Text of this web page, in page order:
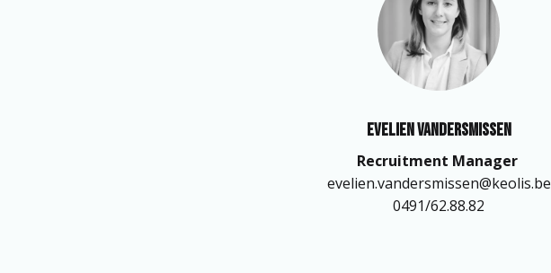
Evelien Vandersmissen
evelien.vandersmissen@keolis.be
0491/62.88.82